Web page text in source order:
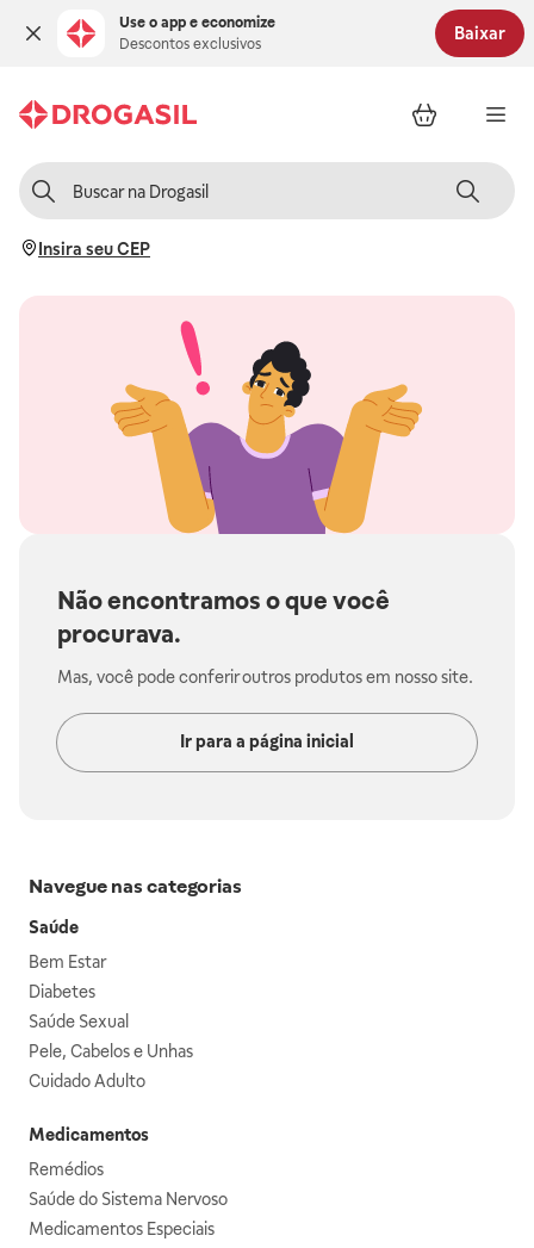
Use o app e economize
Descontos exclusivos
Baixar
Insira seu CEP
Não encontramos o que você
procurava.
Mas, você pode conferir outros produtos em nosso site.
Ir para a página inicial
Navegue nas categorias
Saúde
Bem Estar
Diabetes
Saúde Sexual
Pele, Cabelos e Unhas
Cuidado Adulto
Medicamentos
Remédios
Saúde do Sistema Nervoso
Medicamentos Especiais